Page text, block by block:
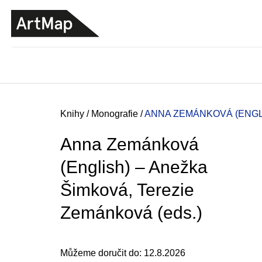
Domů
Knihy / Monografie /ANNA ZEMÁNKOVÁ
Anna Zemánková
(English) – Anežka
Šimková, Terezie
Zemánková (eds.)
Můžeme doručit do: 12.8.2026
ZPĚT
DO
OBCHODU
ZPĚT
DO
OBCHODU